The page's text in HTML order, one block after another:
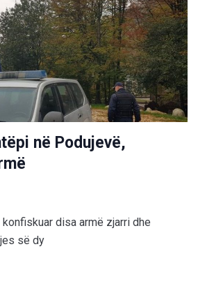
në Podujevë,
disa armë zjarri dhe
së dy